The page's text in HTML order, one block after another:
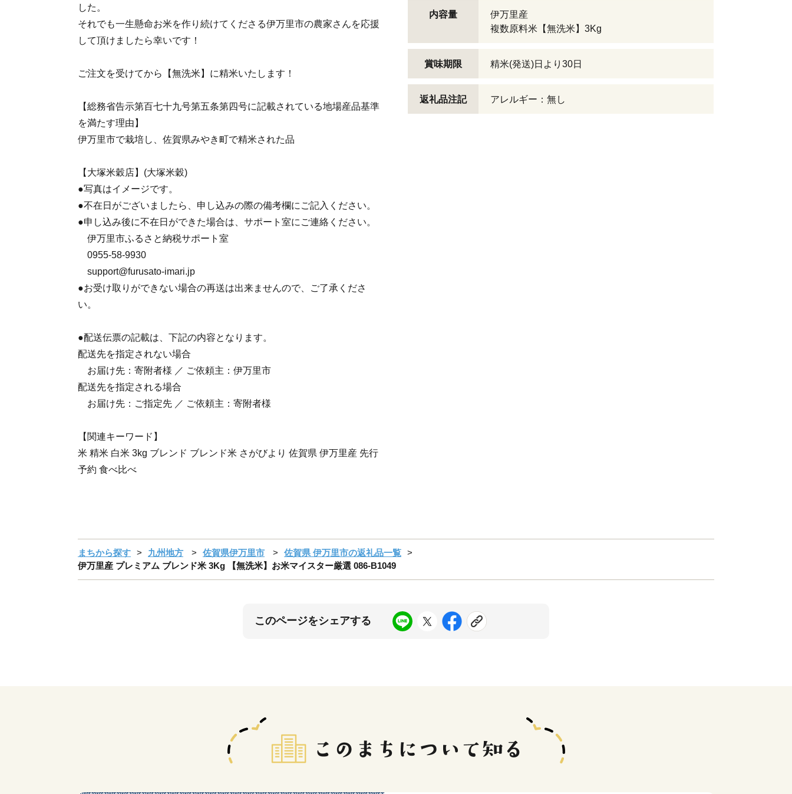
した。
それでも一生懸命お米を作り続けてくださる伊万里市の農家さんを応援
して頂けましたら幸いです！
ご注文を受けてから【無洗米】に精米いたします！
【総務省告示第百七十九号第五条第四号に記載されている地場産品基準
を満たす理由】
伊万里市で栽培し、佐賀県みやき町で精米された品
【大塚米穀店】(大塚米穀)
●写真はイメージです。
●不在日がございましたら、申し込みの際の備考欄にご記入ください。
●申し込み後に不在日ができた場合は、サポート室にご連絡ください。
伊万里市ふるさと納税サポート室
0955-58-9930
support@furusato-imari.jp
●お受け取りができない場合の再送は出来ませんので、ご了承くださ
い。
●配送伝票の記載は、下記の内容となります。
配送先を指定されない場合
お届け先：寄附者様 ／ ご依頼主：伊万里市
配送先を指定される場合
お届け先：ご指定先 ／ ご依頼主：寄附者様
【関連キーワード】
米 精米 白米 3kg ブレンド ブレンド米 さがびより 佐賀県 伊万里産 先行
予約 食べ比べ
内容量
伊万里産
複数原料米【無洗米】3Kg
賞味期限 精米(発送)日より30日
返礼品注記 アレルギー：無し
まちから探す 九州地方 佐賀県伊万里市
佐賀県 伊万里市の返礼品一覧
伊万里産 プレミアム ブレンド米 3Kg 【無洗米】お米マイスター厳選 086-B1049
このページをシェアする